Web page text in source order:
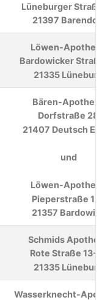
Lüneburger
21397
Löwen-
Bardowicker
21335
Bären-
Dorfstraße 28
21407 Deutsch
und
Löwen-
Pieperstraße
21357
Schmids
Rote Straße 13-
21335
Wasserknecht-